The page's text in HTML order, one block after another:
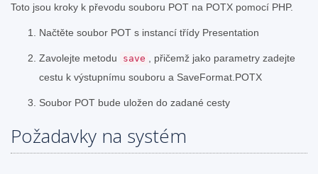
Toto jsou kroky k převodu souboru POT na POTX pomocí PHP.
Načtěte soubor POT s instancí třídy Presentation
Zavolejte metodu save
, přičemž jako parametry zadejte
cestu k výstupnímu souboru a SaveFormat.POTX
Soubor POT bude uložen do zadané cesty
Požadavky na systém